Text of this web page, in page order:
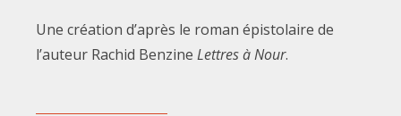
Une création d’après le roman épistolaire de
l’auteur Rachid Benzine Lettres à Nour.